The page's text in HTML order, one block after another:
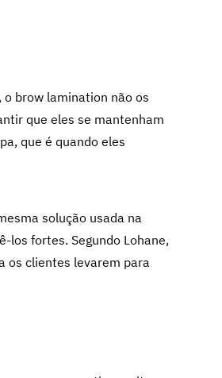
brow lamination não os
que eles se mantenham
que é quando eles
solução usada na
los fortes. Segundo Lohane,
os clientes levarem para